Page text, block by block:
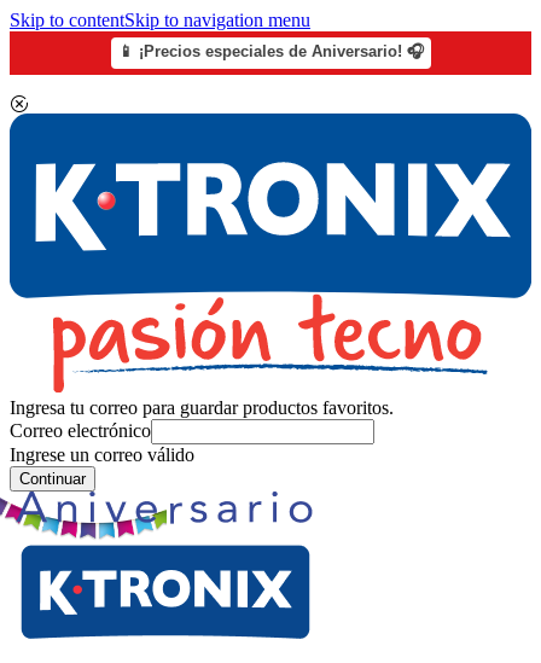
Skip to contentSkip to navigation menu
📱 ¡Precios especiales de Aniversario! 🎧
Ingresa tu correo para guardar productos favoritos.
Correo electrónico
Ingrese un correo válido
Continuar